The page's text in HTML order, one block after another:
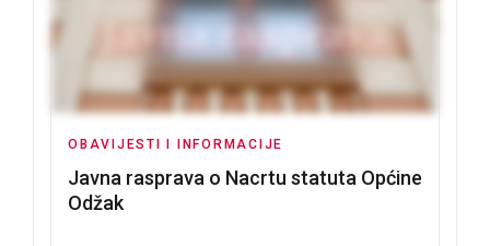
OBAVIJESTI I INFORMACIJE
Javna rasprava o Nacrtu statuta Općine
Odžak